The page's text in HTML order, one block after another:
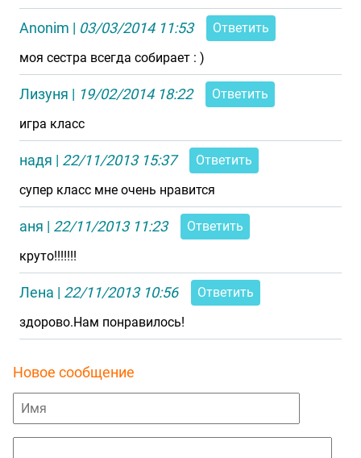
Anonim | 03/03/2014 11:53
Ответить
моя сестра всегда собирает : )
Лизуня | 19/02/2014 18:22
Ответить
игра класс
надя | 22/11/2013 15:37
Ответить
супер класс мне очень нравится
аня | 22/11/2013 11:23
Ответить
круто!!!!!!!
Лена | 22/11/2013 10:56
Ответить
здорово.Нам понравилось!
Новое сообщение